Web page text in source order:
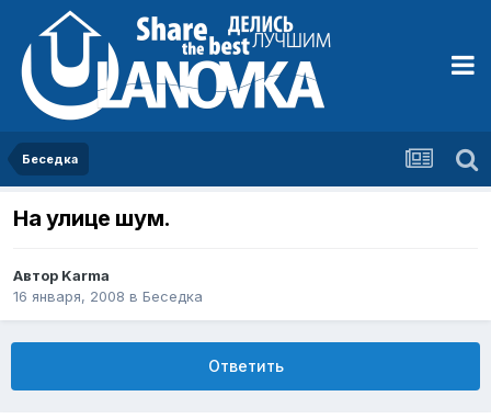
Беседка
На улице шум.
Автор Karma
16 января, 2008 в Беседка
Ответить